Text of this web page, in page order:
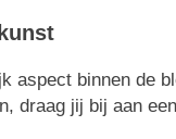
aspect binnen de
draag jij bij aan